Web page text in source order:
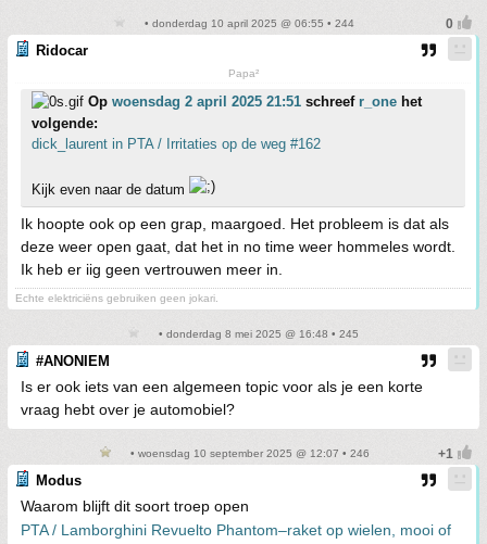
• donderdag 10 april 2025 @ 06:55 • 244
Ridocar
Papa²
Op woensdag 2 april 2025 21:51 schreef r_one het
volgende:
dick_laurent in PTA / Irritaties op de weg #162
Kijk even naar de datum
Ik hoopte ook op een grap, maargoed. Het probleem is dat als
deze weer open gaat, dat het in no time weer hommeles wordt.
Ik heb er iig geen vertrouwen meer in.
Echte elektriciëns gebruiken geen jokari.
• donderdag 8 mei 2025 @ 16:48 • 245
#ANONIEM
Is er ook iets van een algemeen topic voor als je een korte
vraag hebt over je automobiel?
• woensdag 10 september 2025 @ 12:07 • 246
Modus
Waarom blijft dit soort troep open
PTA / Lamborghini Revuelto Phantom–raket op wielen, mooi of